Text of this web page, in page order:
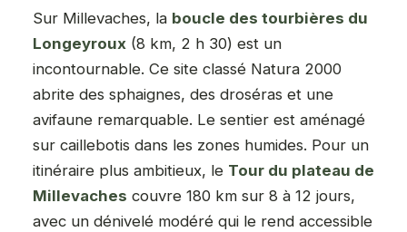
Sur Millevaches, la boucle des tourbières du
Longeyroux (8 km, 2 h 30) est un
incontournable. Ce site classé Natura 2000
abrite des sphaignes, des droséras et une
avifaune remarquable. Le sentier est aménagé
sur caillebotis dans les zones humides. Pour un
itinéraire plus ambitieux, le Tour du plateau de
Millevaches couvre 180 km sur 8 à 12 jours,
avec un dénivelé modéré qui le rend accessible